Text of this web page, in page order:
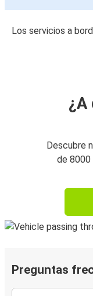
Los servicios a
¿A
Descubre
de 8000
Preguntas